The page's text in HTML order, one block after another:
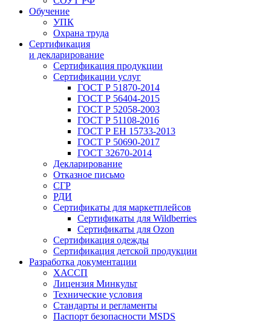
Обучение
УПК
Охрана труда
Сертификация
и декларирование
Сертификация продукции
Сертификации услуг
ГОСТ Р 51870-2014
ГОСТ Р 56404-2015
ГОСТ Р 52058-2003
ГОСТ Р 51108-2016
ГОСТ Р ЕН 15733-2013
ГОСТ Р 50690-2017
ГОСТ 32670-2014
Декларирование
Отказное письмо
СГР
РДИ
Сертификаты для маркетплейсов
Сертификаты для Wildberries
Сертификаты для Ozon
Сертификация одежды
Сертификация детской продукции
Разработка документации
ХАССП
Лицензия Минкульт
Технические условия
Стандарты и регламенты
Паспорт безопасности MSDS